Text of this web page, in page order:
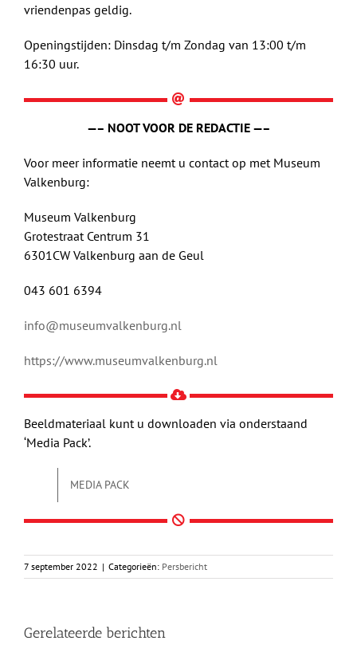
vriendenpas geldig.
Openingstijden: Dinsdag t/m Zondag van 13:00 t/m
16:30 uur.
—– NOOT VOOR DE REDACTIE —–
Voor meer informatie neemt u contact op met Museum
Valkenburg:
Museum Valkenburg
Grotestraat Centrum 31
6301CW Valkenburg aan de Geul
043 601 6394
info@museumvalkenburg.nl
https://www.museumvalkenburg.nl
Beeldmateriaal kunt u downloaden via onderstaand
‘Media Pack’.
MEDIA PACK
7 september 2022 | Categorieën: Persbericht
Gerelateerde berichten